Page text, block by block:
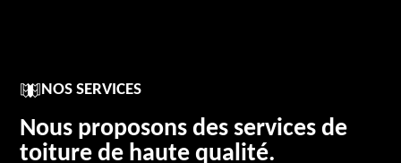
NOS SERVICES
Nous proposons des services de
toiture de haute qualité.